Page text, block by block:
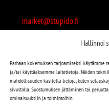
Hallinnoi
Parhaan kokemuksen tarjoamiseksi käytämme
ja/tai käyttääksemme laitetietoja. Näiden
mahdollisuuden käsitellä tietoja, kuten
sivustolla. Suostumuksen jättäminen tai
ominaisuuksiin ja toimintoihin.
market@stupido.fi
Avoinna:
arkisin 12-18
lauantaisin 12-17